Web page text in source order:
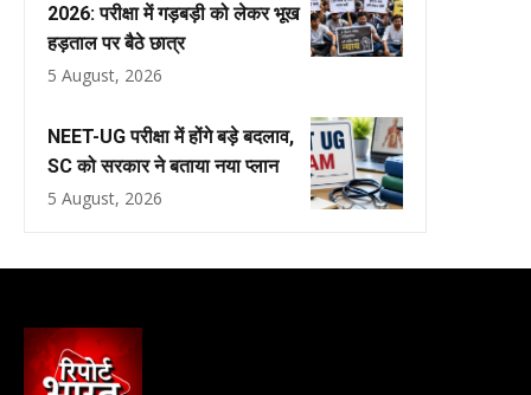
2026: परीक्षा में गड़बड़ी को लेकर भूख
हड़ताल पर बैठे छात्र
5 August, 2026
NEET-UG परीक्षा में होंगे बड़े बदलाव,
SC को सरकार ने बताया नया प्लान
5 August, 2026